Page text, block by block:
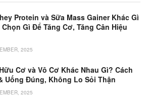
Protein và Sữa Mass Gainer Khác Gì
Chọn Gì Để Tăng Cơ, Tăng Cân Hiệu
2025
Cơ và Vô Cơ Khác Nhau Gì? Cách
Uống Đúng, Không Lo Sỏi Thận
2025